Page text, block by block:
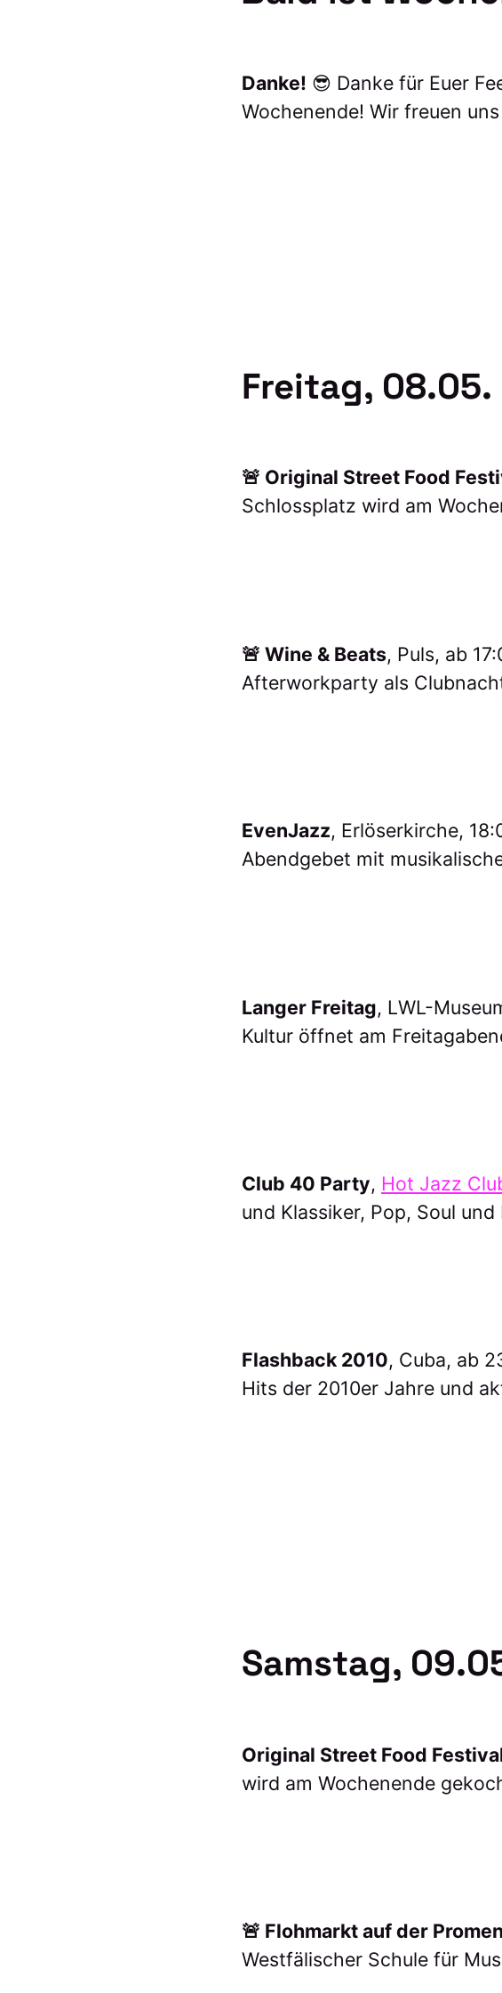
Danke! 😎 Danke für Euer
Wochenende! Wir freuen
Freitag, 08.05.
🚨 Original Street Food
Schlossplatz wird am
🚨 Wine & Beats, Puls, ab
Afterworkparty als
EvenJazz, Erlöserkirche,
Abendgebet mit
Langer Freitag, LWL-
Kultur öffnet am
Club 40 Party, Hot Jazz
und Klassiker, Pop, Soul und
Flashback 2010, Cuba, ab
Hits der 2010er Jahre und
Samstag,
Original Street Food
wird am Wochenende
🚨 Flohmarkt auf der
Westfälischer Schule für